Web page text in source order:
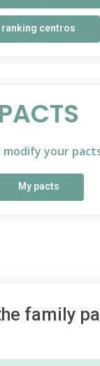
ranking centros
PACTS
modify your
My pacts
family